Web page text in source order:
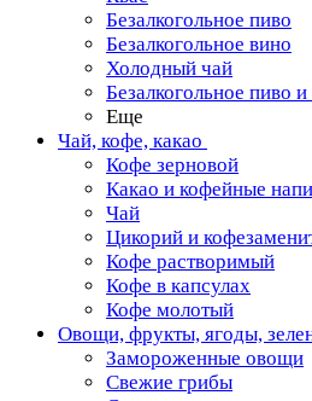
Безалкогольное пиво
Безалкогольное вино
Холодный чай
Безалкогольное пиво
Еще
Чай, кофе, какао
Кофе зерновой
Какао и кофейные
Чай
Цикорий и
Кофе растворимый
Кофе в капсулах
Кофе молотый
Овощи, фрукты, ягоды,
Замороженные овощи
Свежие грибы